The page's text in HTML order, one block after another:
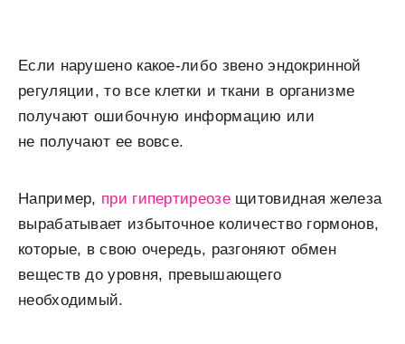
Если нарушено какое-либо звено эндокринной
регуляции, то все клетки и ткани в организме
получают ошибочную информацию или
не получают ее вовсе.
Например, при гипертиреозещитовидная железа
вырабатывает избыточное количество гормонов,
которые, в свою очередь, разгоняют обмен
веществ до уровня, превышающего
необходимый.